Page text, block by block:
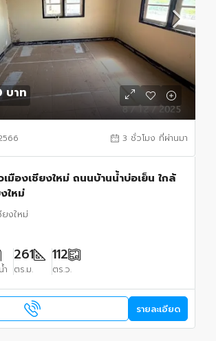
บาท
3 ชั่วโมง ที่ผ่านมา
เมืองเชียงใหม่ ถนนบ้านน้ำบ่อเย็น ใกล้
ใหม่
ยงใหม่
ำ
261
ตร.ม.
112
ตร.ว.
รายละเอียด